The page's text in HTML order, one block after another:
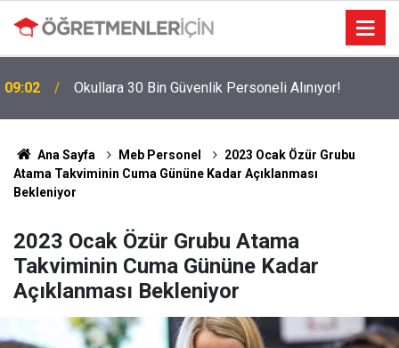
19:01
Öncelik Hangi Alanın Oldu?
Ana Sayfa Meb Personel
2023 Ocak Özür Grubu
Atama Takviminin Cuma Gününe Kadar Açıklanması
Bekleniyor
2023 Ocak Özür Grubu Atama
Takviminin Cuma Gününe Kadar
Açıklanması Bekleniyor